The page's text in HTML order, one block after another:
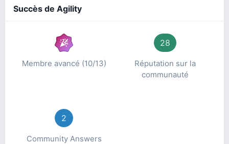
Succès de Agility
Membre avancé (10/13)
28
Réputation sur la
communauté
2
Community Answers